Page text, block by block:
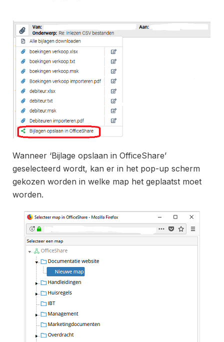
Wanneer ‘Bijlage opslaan in OfficeShare’
geselecteerd wordt, kan er in het pop-up scherm
gekozen worden in welke map het geplaatst moet
worden.